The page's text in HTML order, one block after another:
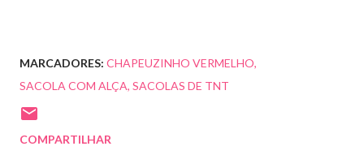
MARCADORES: CHAPEUZINHO VERMELHO
SACOLA COM ALÇA SACOLAS DE TNT
COMPARTILHAR